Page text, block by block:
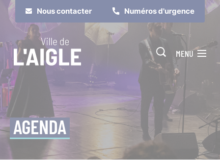
Nous contacter Numéros d'urgence
MENU
AGENDA
Cookies management panel